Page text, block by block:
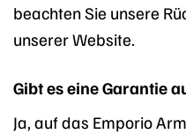
beachten Sie unsere
unserer Website.
Gibt es eine Garantie
Ja, auf das Emporio